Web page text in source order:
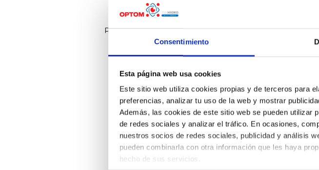
Consentimiento
Esta página web usa cookies
Este sitio web utiliza cookies propias y de terceros para
preferencias, analizar tu uso de la web y mostrar
Además, las cookies de este sitio web se pueden utilizar
de redes sociales y analizar el tráfico. En ocasiones,
nuestros socios de redes sociales, publicidad y análisis
pueden combinarla con otra información que les haya
hecho de sus servicios.
Página 1 2 3 4 5 6